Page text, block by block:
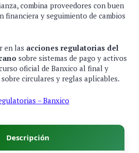
combina proveedores con buen
financiera y seguimiento de cambios
en las acciones regulatorias del
sobre sistemas de pago y activos
oficial de Banxico al final y
circulares y reglas aplicables.
– Banxico
Descripción